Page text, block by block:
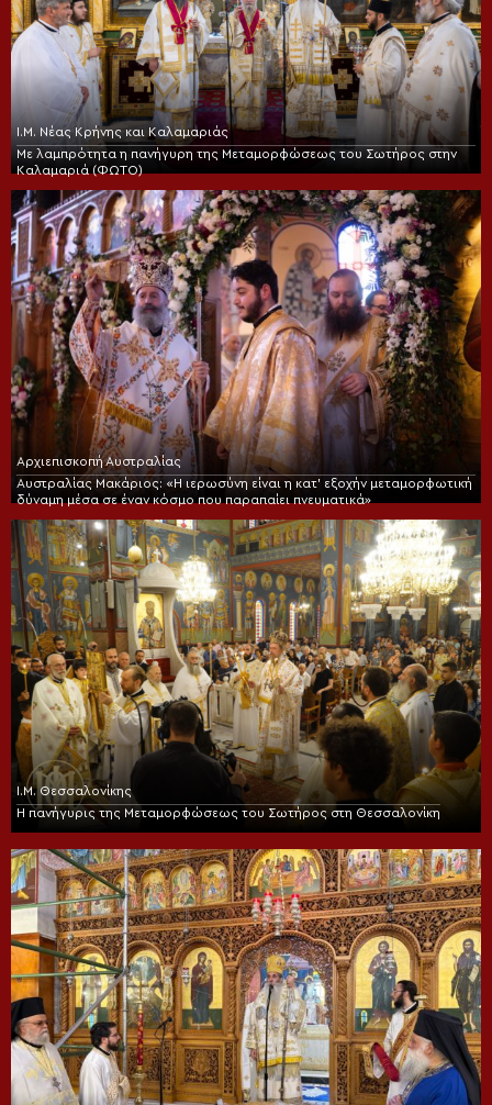
Ι.Μ. Νέας Κρήνης και Καλαμαριάς
Με λαμπρότητα η πανήγυρη της Μεταμορφώσεως του Σωτήρος στην
Καλαμαριά (ΦΩΤΟ)
Αρχιεπισκοπή Αυστραλίας
Αυστραλίας Μακάριος: «Η ιερωσύνη είναι η κατ’ εξοχήν μεταμορφωτική
δύναμη μέσα σε έναν κόσμο που παραπαίει πνευματικά»
Ι.Μ. Θεσσαλονίκης
Η πανήγυρις της Μεταμορφώσεως του Σωτήρος στη Θεσσαλονίκη